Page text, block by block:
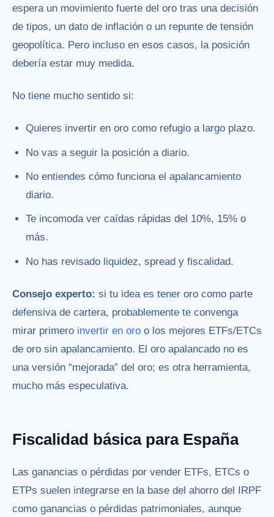
espera un movimiento fuerte del oro tras una decisión
de tipos, un dato de inflación o un repunte de tensión
geopolítica. Pero incluso en esos casos, la posición
debería estar muy medida.
No tiene mucho sentido si:
Quieres invertir en oro como refugio a largo plazo.
No vas a seguir la posición a diario.
No entiendes cómo funciona el apalancamiento
diario.
Te incomoda ver caídas rápidas del 10%, 15% o
más.
No has revisado liquidez, spread y fiscalidad.
Consejo experto: si tu idea es tener oro como parte
defensiva de cartera, probablemente te convenga
mirar primero invertir en oro o los mejores ETFs/ETCs
de oro sin apalancamiento. El oro apalancado no es
una versión “mejorada” del oro; es otra herramienta,
mucho más especulativa.
Fiscalidad básica para España
Las ganancias o pérdidas por vender ETFs, ETCs o
ETPs suelen integrarse en la base del ahorro del IRPF
como ganancias o pérdidas patrimoniales, aunque